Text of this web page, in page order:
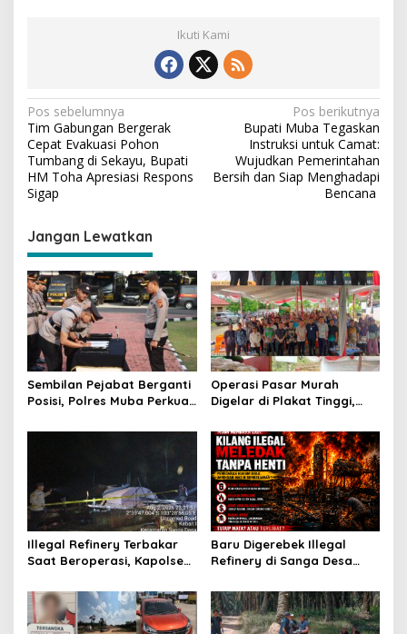
Ikuti Kami
N
a
v
i
a
s
i
p
o
s
Pos sebelumnya
Tim Gabungan Bergerak
Cepat Evakuasi Pohon
Tumbang di Sekayu, Bupati
HM Toha Apresiasi Respons
Sigap
Pos berikutnya
Bupati Muba Tegaskan
Instruksi untuk Camat:
Wujudkan Pemerintahan
Bersih dan Siap Menghadapi
Bencana
Jangan Lewatkan
Sembilan Pejabat Berganti
Posisi, Polres Muba Perkuat
Presisi
Operasi Pasar Murah
Digelar di Plakat Tinggi,
Subsidi untuk Ringankan
Beban Warga
Illegal Refinery Terbakar
Saat Beroperasi, Kapolsek
Penindakan dan
Pencegahan Terus
Dilakukan
Baru Digerebek Illegal
Refinery di Sanga Desa
Hukum Dipertanyakan